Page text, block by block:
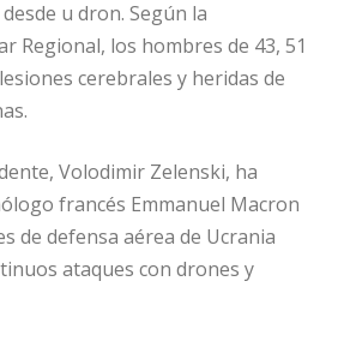
u dron. Según la
Regional, los hombres de 43, 51
cerebrales y heridas de
Volodimir Zelenski, ha
francés Emmanuel Macron
de defensa aérea de Ucrania
ataques con drones y